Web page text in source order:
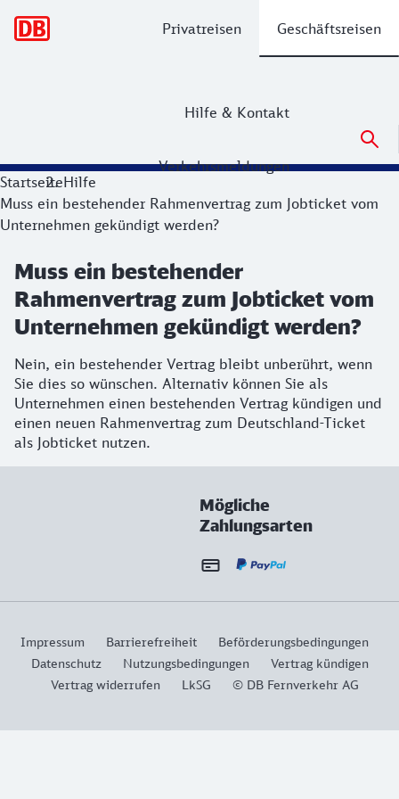
Privatreisen Geschäftsreisen
Hilfe & Kontakt
Verkehrsmeldungen
StartseiteHilfe
Muss ein bestehender Rahmenvertrag zum Jobticket vom
Unternehmen gekündigt werden?
Muss ein bestehender
Rahmenvertrag zum Jobticket vom
Unternehmen gekündigt werden?
Nein, ein bestehender Vertrag bleibt unberührt, wenn
Sie dies so wünschen. Alternativ können Sie als
Unternehmen einen bestehenden Vertrag kündigen und
einen neuen Rahmenvertrag zum Deutschland-Ticket
als Jobticket nutzen.
Mögliche
Zahlungsarten
Impressum Barrierefreiheit
Beförderungsbedingungen
Datenschutz
Nutzungsbedingungen
Vertrag kündigen
Vertrag widerrufen
LkSG © DB Fernverkehr AG